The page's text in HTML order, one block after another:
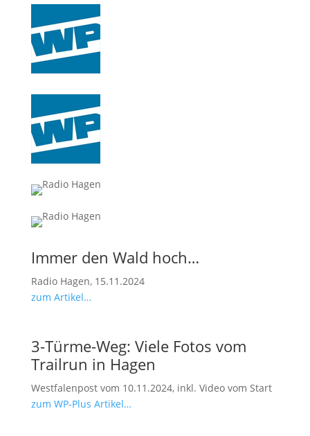
Immer den Wald hoch…
Radio Hagen, 15.11.2024
zum Artikel…
3-Türme-Weg: Viele Fotos vom
Trailrun in Hagen
Westfalenpost vom 10.11.2024, inkl. Video vom Start
zum WP-Plus Artikel…